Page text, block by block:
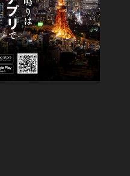
ね」と子ども
ところに突然
れざる客
恋する
「私さ
子ども